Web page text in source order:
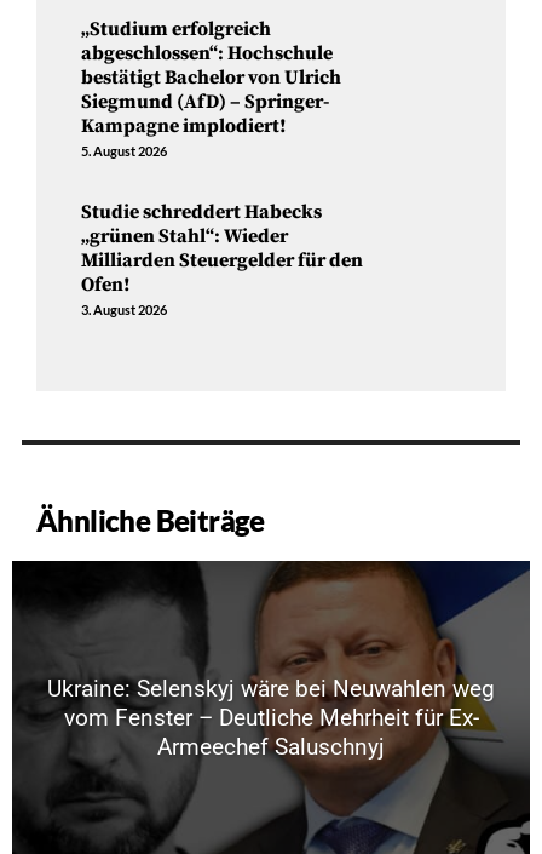
„Studium erfolgreich
abgeschlossen“: Hochschule
bestätigt Bachelor von Ulrich
Siegmund (AfD) – Springer-
Kampagne implodiert!
5. August 2026
Studie schreddert Habecks
„grünen Stahl“: Wieder
Milliarden Steuergelder für den
Ofen!
3. August 2026
Ähnliche Beiträge
Ukraine: Selenskyj wäre bei Neuwahlen weg
vom Fenster – Deutliche Mehrheit für Ex-
Armeechef Saluschnyj